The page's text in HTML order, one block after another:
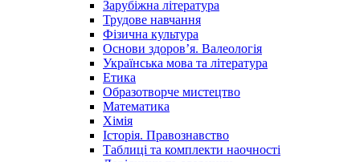
Зарубіжна література
Трудове навчання
Фізична культура
Основи здоров’я. Валеологія
Українська мова та література
Етика
Образотворче мистецтво
Математика
Хімія
Історія. Правознавство
Таблиці та комплекти наочності